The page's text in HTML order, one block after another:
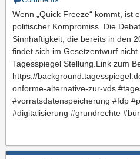
Wenn „Quick Freeze“ kommt, ist
politischer Kompromiss. Die
Sinnhaftigkeit, die bereits in den
findet sich im Gesetzentwurf
Tagesspiegel Stellung.Link zum
https://
onforme-alternative-zur-vds
#vorratsdatenspeicherung #fdp
#digitalisierung #grundrechte